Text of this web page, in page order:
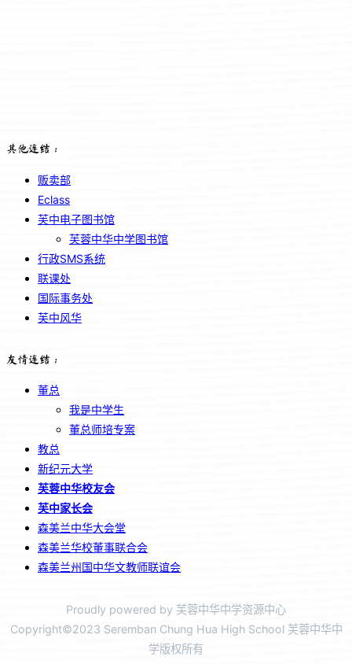
其他连结：
贩卖部
Eclass
芙中电子图书馆
芙蓉中华中学图书馆
行政SMS系统
联课处
国际事务处
芙中风华
友情连结：
董总
我是中学生
董总师培专案
教总
新纪元大学
芙蓉中华校友会
芙中家长会
森美兰中华大会堂
森美兰华校董事联合会
森美兰州国中华文教师联谊会
Proudly powered by 芙蓉中华中学资源中心
Copyright©2023 Seremban Chung Hua High School 芙蓉中华中
学版权所有